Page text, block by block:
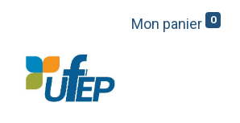
Mon panier 0